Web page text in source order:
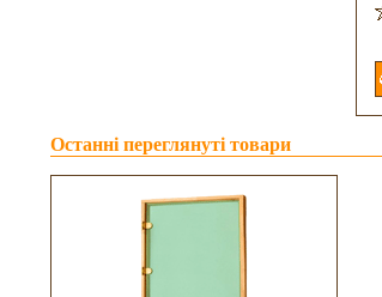
Останні переглянуті товари